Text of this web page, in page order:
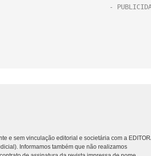
e sem vinculação editorial e societária com a
Informamos também que não realizamos